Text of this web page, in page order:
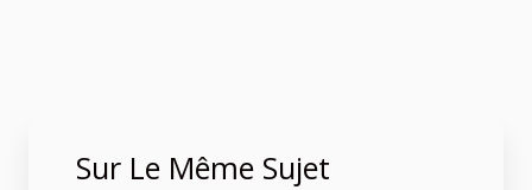
Sur Le Même Sujet